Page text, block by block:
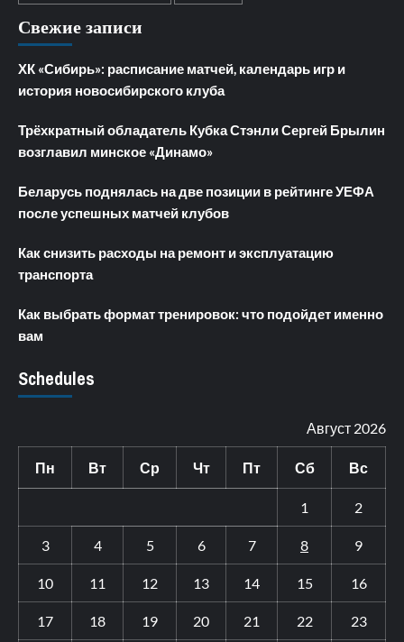
Свежие записи
ХК «Сибирь»: расписание матчей, календарь игр и
история новосибирского клуба
Трёхкратный обладатель Кубка Стэнли Сергей Брылин
возглавил минское «Динамо»
Беларусь поднялась на две позиции в рейтинге УЕФА
после успешных матчей клубов
Как снизить расходы на ремонт и эксплуатацию
транспорта
Как выбрать формат тренировок: что подойдет именно
вам
Schedules
Август 2026
Пн Вт Ср Чт Пт Сб Вс
1 2
3 4 5 6 7 8 9
10 11 12 13 14 15 16
17 18 19 20 21 22 23